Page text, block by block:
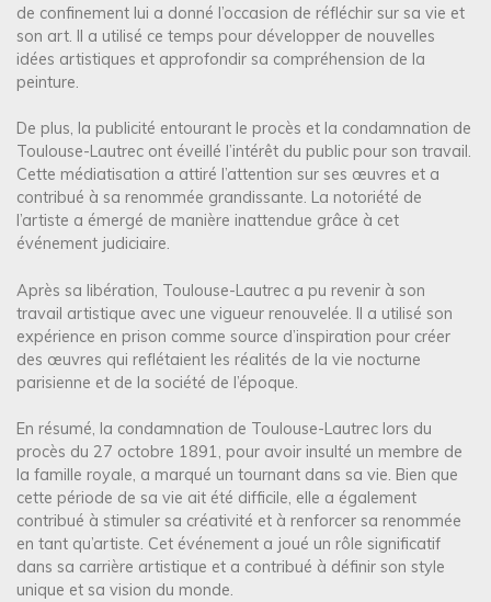
de confinement lui a donné l’occasion de réfléchir sur sa vie et
son art. Il a utilisé ce temps pour développer de nouvelles
idées artistiques et approfondir sa compréhension de la
peinture.
De plus, la publicité entourant le procès et la condamnation de
Toulouse-Lautrec ont éveillé l’intérêt du public pour son travail.
Cette médiatisation a attiré l’attention sur ses œuvres et a
contribué à sa renommée grandissante. La notoriété de
l’artiste a émergé de manière inattendue grâce à cet
événement judiciaire.
Après sa libération, Toulouse-Lautrec a pu revenir à son
travail artistique avec une vigueur renouvelée. Il a utilisé son
expérience en prison comme source d’inspiration pour créer
des œuvres qui reflétaient les réalités de la vie nocturne
parisienne et de la société de l’époque.
En résumé, la condamnation de Toulouse-Lautrec lors du
procès du 27 octobre 1891, pour avoir insulté un membre de
la famille royale, a marqué un tournant dans sa vie. Bien que
cette période de sa vie ait été difficile, elle a également
contribué à stimuler sa créativité et à renforcer sa renommée
en tant qu’artiste. Cet événement a joué un rôle significatif
dans sa carrière artistique et a contribué à définir son style
unique et sa vision du monde.